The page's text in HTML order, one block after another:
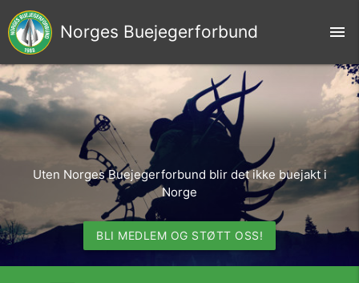
Norges Buejegerforbund menu
Uten Norges Buejegerforbund blir det ikke buejakt i
Norge
BLI MEDLEM OG STØTT OSS!